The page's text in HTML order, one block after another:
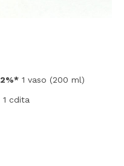
1 vaso (200 ml)
1 cdita